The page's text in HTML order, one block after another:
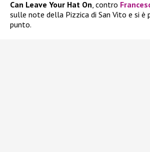
Can Leave Your Hat On, contro
sulle note della Pizzica di San Vito e si è
punto.